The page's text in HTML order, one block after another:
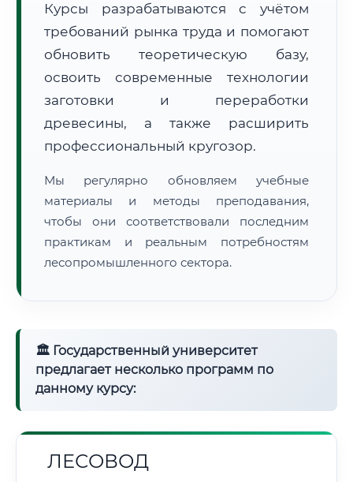
🗺️ Зона обслуживания: г. Батуми
• Экспресс-доставка СДЭК / Почтой:5–7 рабочих дней
📜 Документы и аккредитация ФИС ФРДО
Курсы разрабатываются с учётом
требований рынка труда и помогают
обновить теоретическую базу,
освоить современные технологии
заготовки и переработки
древесины, а также расширить
профессиональный кругозор.
Мы регулярно обновляем учебные
материалы и методы преподавания,
чтобы они соответствовали последним
практикам и реальным потребностям
лесопромышленного сектора.
🏛 Государственный университет
предлагает несколько программ по
данному курсу:
ЛЕСОВОД